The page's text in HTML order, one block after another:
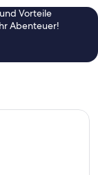
Vorteile
Abenteuer!